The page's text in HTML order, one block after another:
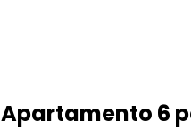
Apartamento 6